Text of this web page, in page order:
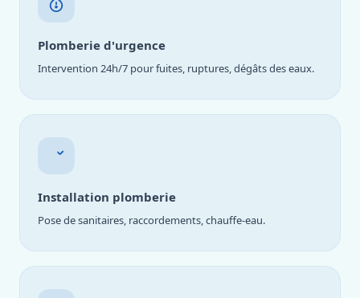
Plomberie d'urgence
Intervention 24h/7 pour fuites, ruptures, dégâts des eaux.
Installation plomberie
Pose de sanitaires, raccordements, chauffe-eau.